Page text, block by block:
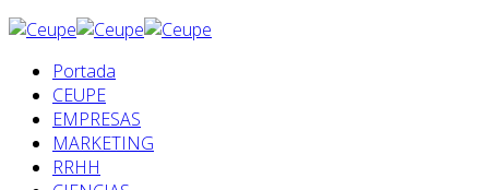
Portada
CEUPE
EMPRESAS
MARKETING
RRHH